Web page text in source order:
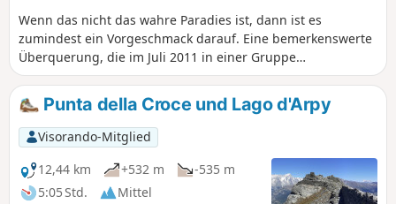
Wenn das nicht das wahre Paradies ist, dann ist es
zumindest ein Vorgeschmack darauf. Eine bemerkenswerte
Überquerung, die im Juli 2011 in einer Gruppe
durchgeführt wurde und bei der man die Täler des
Aostatals entdecken kann und die auf einem Balkonweg auf
dem Gipfel des Gran Paradiso endet.
Punta della Croce und Lago d'Arpy
Visorando-Mitglied
12,44 km
+532 m
-535 m
5:05 Std.
Mittel